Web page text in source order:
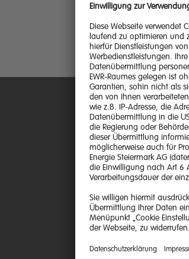
War diese Seite
Kontakt & Service
Kontaktmöglichkeiten
E-Kunden-Center